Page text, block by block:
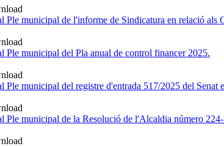
Ple municipal de l'informe de Sindicatura en relació als
Ple municipal del Pla anual de control financer 2025.
Ple municipal del registre d'entrada 517/2025 del
Ple municipal de la Resolució de l'Alcaldia número